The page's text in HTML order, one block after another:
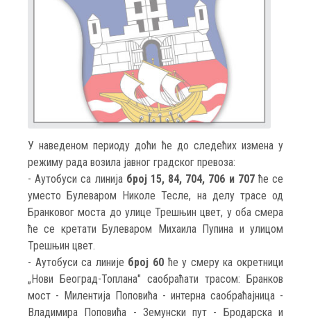
У наведеном периоду доћи ће до следећих измена у
режиму рада возила јавног градског превоза:
- Аутобуси са линија број 15, 84, 704, 706 и 707ће се
уместо Булеваром Николе Тесле, на делу трасе од
Бранковог моста до улице Трешњин цвет, у оба смера
ће се кретати Булеваром Михаила Пупина и улицом
Трешњин цвет.
- Аутобуси са линије број 60 ће у смеру ка окретници
„Нови Београд-Топлана" саобраћати трасом: Бранков
мост - Милентија Поповића - интерна саобраћајница -
Владимира Поповића - Земунски пут - Бродарска и